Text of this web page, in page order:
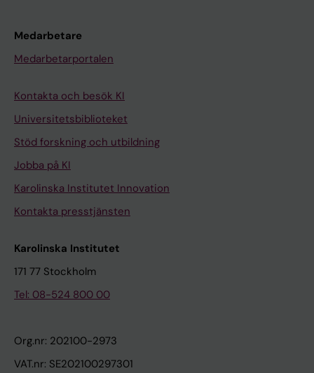
Medarbetare
Medarbetarportalen
Kontakta och besök KI
Universitetsbiblioteket
Stöd forskning och utbildning
Jobba på KI
Karolinska Institutet Innovation
Kontakta presstjänsten
Karolinska Institutet
171 77 Stockholm
Tel: 08-524 800 00
Org.nr: 202100-2973
VAT.nr: SE202100297301